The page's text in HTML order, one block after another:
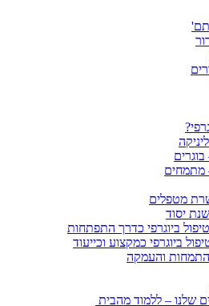
מתמחים
מטפלים
יסוד
ביוגרפי כדרך התפתחות
ביוגרפי כמקצוע וכייעוד
והעמקה
שלנו – ללמוד מהבית